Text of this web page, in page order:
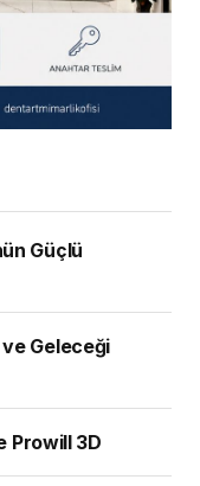
Güçlü
ve Geleceği
Prowill 3D